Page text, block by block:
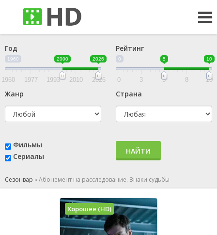
Год
1960 2000 2026
1960 1977 1993 2010 2026
Рейтинг
0 5 10
0 3 5 8 10
Жанр Страна
Фильмы
Сериалы
НАЙТИ
Сезонвар »Абонемент на расследование. Знаки судьбы
Хорошее (HD)